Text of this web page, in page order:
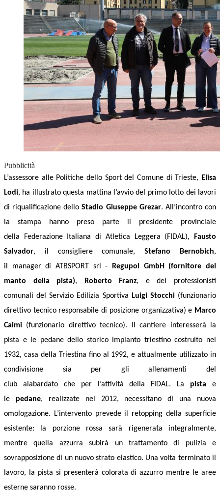
Pubblicità
L’assessore alle Politiche dello Sport del Comune di Trieste, Elisa
Lodi, ha illustratoquesta mattina
l’avvio del primo lotto dei lavori
di riqualificazionede lloStadio Giuseppe Grezar. All’incontro con
la stampa hanno preso parte il presidente provinciale
della
Federazione Italianadi Atletica Leggera (FIDAL),
Fausto
Salvador, il consigliere comunale,Stefano Bernobich,
il manager di ATBSPORT srl - Regupol GmbH (fornitore del
manto della pista), Roberto Franz, e dei professionisti
comunalidel Servizio Edilizia Sportiva Luigi Stocchi (funzionario
direttivo tecnico responsabile di posizione organizzativa)e Marco
Caimi (funzionario direttivo tecnico).
Il cantiere interesserà la
pista e
le pedanedello storico impianto triestino costruito nel
1932, casa della Triestina fino al 1992, eattualmente utilizzato in
condivisione sia per gli allenamenti del
club alabardato cheper l’attività della FIDAL. La pistae
le pedane, realizzatenel 2012, necessitano di una nuova
omologazione. L’intervento prevede il retopping della superficie
esistente: la porzione rossa sarà rigenerata integralmente,
mentre quella azzurra subirà un trattamento di pulizia e
sovrapposizione di un nuovo strato elastico. Una volta terminato il
lavoro, la pista si presenterà colorata di azzurro mentre le aree
esterne saranno rosse.